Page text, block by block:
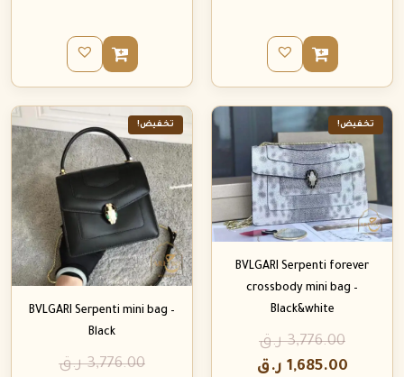
تخفيض!
BVLGARI Serpenti forever
crossbody mini bag –
Black&white
3,776.00 ر.ق
1,685.00 ر.ق
تخفيض!
BVLGARI Serpenti mini bag –
Black
3,776.00 ر.ق